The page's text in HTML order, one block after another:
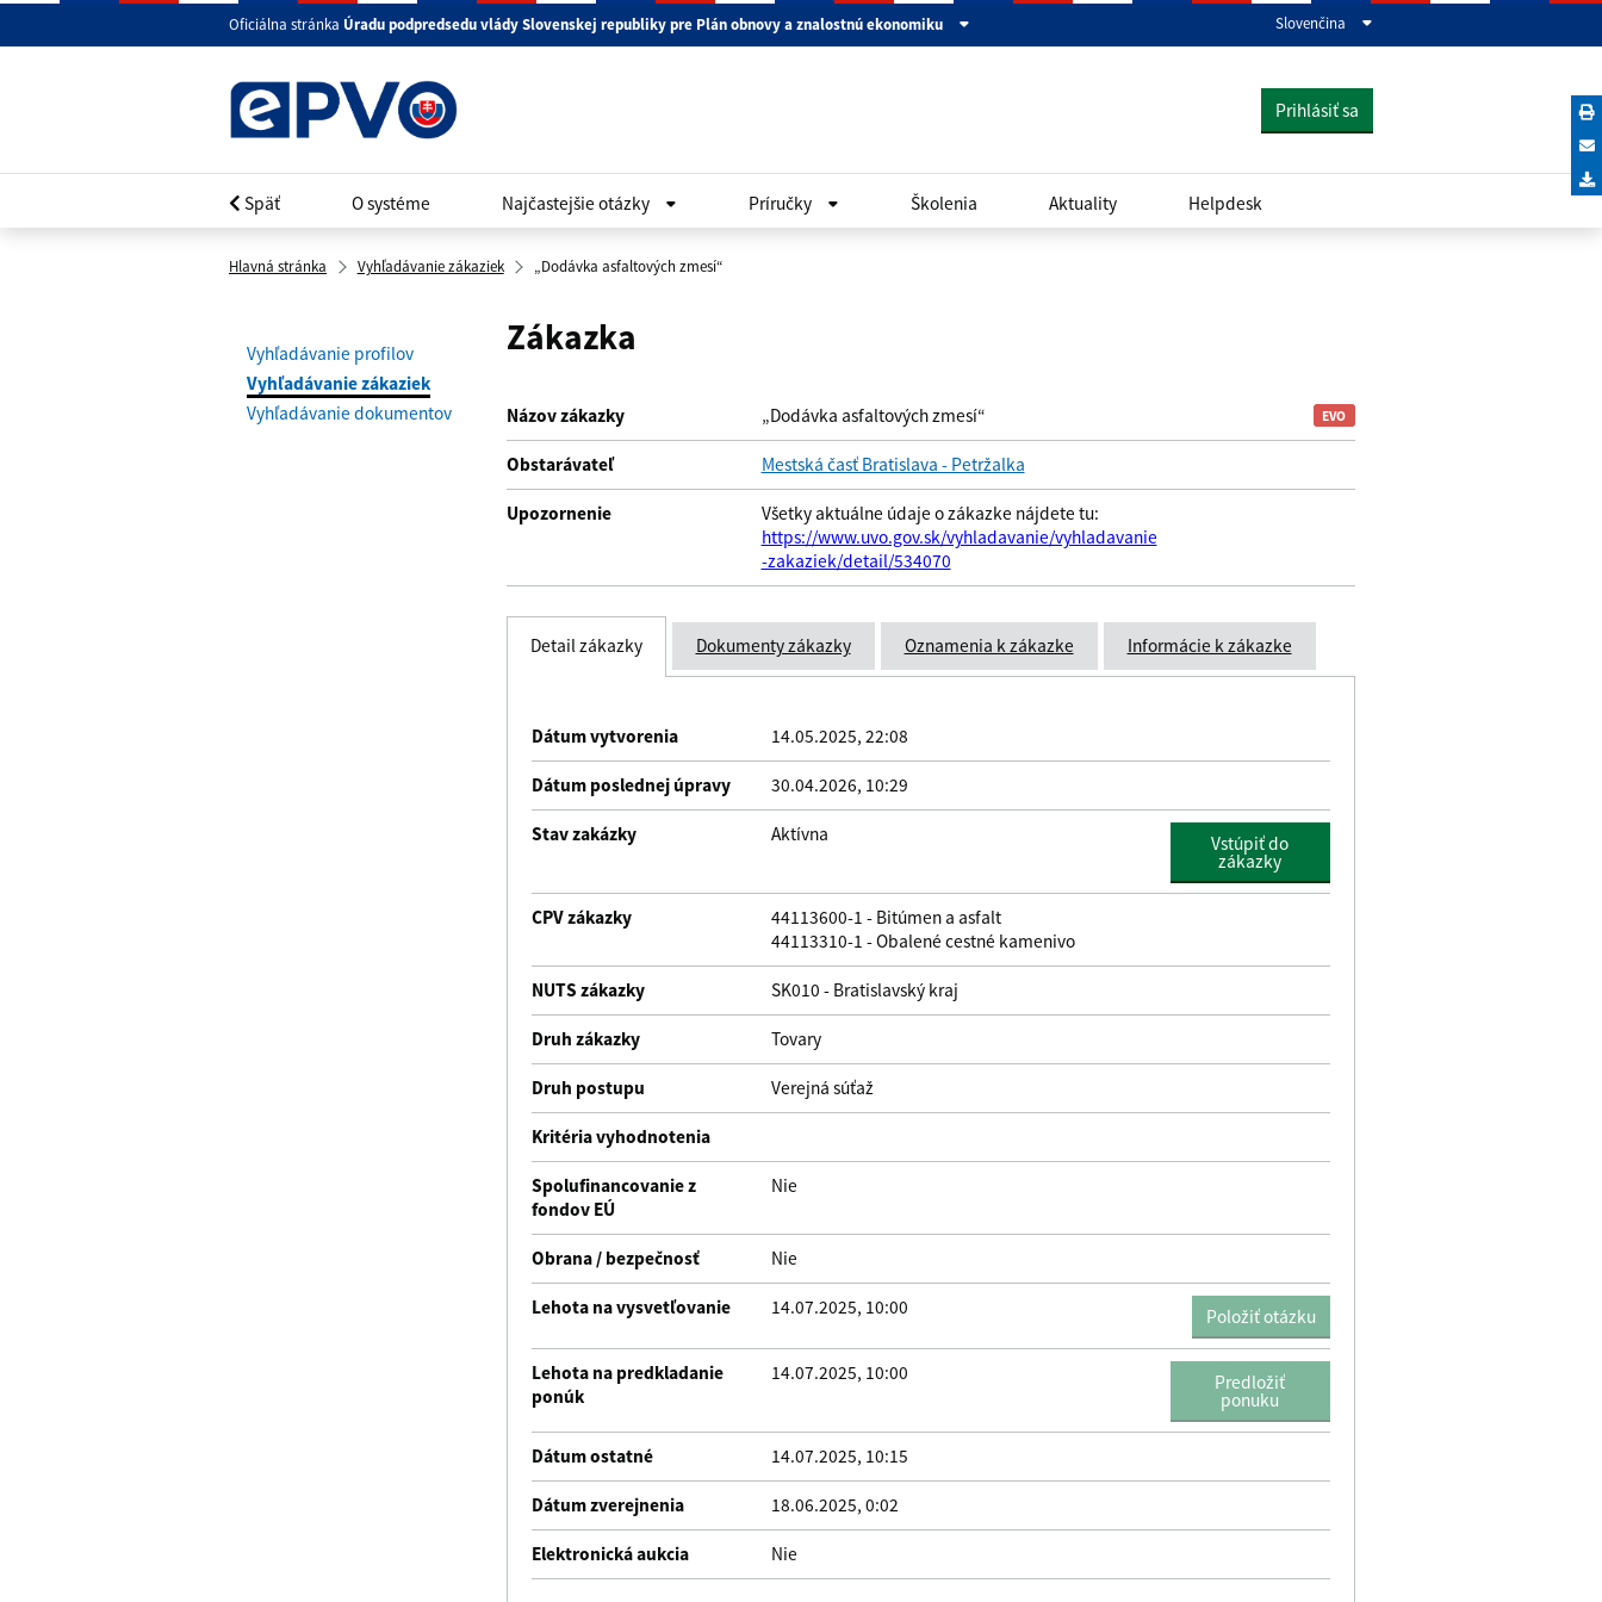
Oficiálna stránka Úradu podpredsedu vlády Slovenskej republiky pre Plán obnovy a znalostnú ekonomiku Slovenčina
Prihlásiť sa
Späť O systéme Najčastejšie otázky Príručky Školenia Aktuality Helpdesk
Hlavná stránka Vyhľadávanie zákaziek „Dodávka asfaltových zmesí“
Vyhľadávanie profilov
Vyhľadávanie zákaziek
Vyhľadávanie dokumentov
Zákazka
Názov zákazky „Dodávka asfaltových zmesí“
Obstarávateľ Mestská časť Bratislava - Petržalka
Upozornenie
Všetky aktuálne údaje o zákazke nájdete tu:
https://www.uvo.gov.sk/vyhladavanie/vyhladavanie
-zakaziek/detail/534070
Detail zákazky Dokumenty zákazky Oznamenia k zákazke Informácie k zákazke
Dátum vytvorenia 14.05.2025, 22:08
Dátum poslednej úpravy 30.04.2026, 10:29
Stav zakázky Aktívna Vstúpiť do
zákazky
CPV zákazky
44113600-1 - Bitúmen a asfalt
44113310-1 - Obalené cestné kamenivo
NUTS zákazky SK010 - Bratislavský kraj
Druh zákazky Tovary
Druh postupu Verejná súťaž
Kritéria vyhodnotenia
Spolufinancovanie z
fondov EÚ
Nie
Obrana / bezpečnosť Nie
Lehota na vysvetľovanie 14.07.2025, 10:00 Položiť otázku
Lehota na predkladanie
ponúk
14.07.2025, 10:00 Predložiť
ponuku
Dátum ostatné 14.07.2025, 10:15
Dátum zverejnenia 18.06.2025, 0:02
Elektronická aukcia Nie